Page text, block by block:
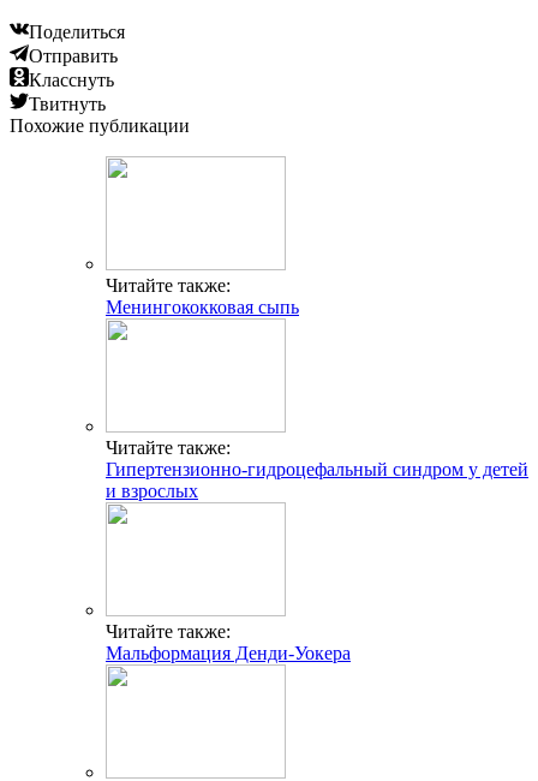
Поделиться
Отправить
Класснуть
Твитнуть
Похожие публикации
Читайте также:
Менингококковая сыпь
Читайте также:
Гипертензионно-гидроцефальный синдром у детей
и взрослых
Читайте также:
Мальформация Денди-Уокера